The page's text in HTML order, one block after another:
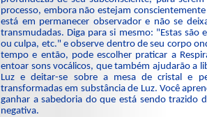
processo, embora não estejam
está em permanecer observador e não se
transmudadas. Diga para si mesmo: "Estas
ou culpa, etc." e observe dentro de seu corpo
tempo e então, pode escolher praticar a
entoar sons vocálicos, que também ajudarão a
Luz e deitar-se sobre a mesa de cristal e
transformadas em substância de Luz. Você
ganhar a sabedoria do que está sendo trazido
negativa.